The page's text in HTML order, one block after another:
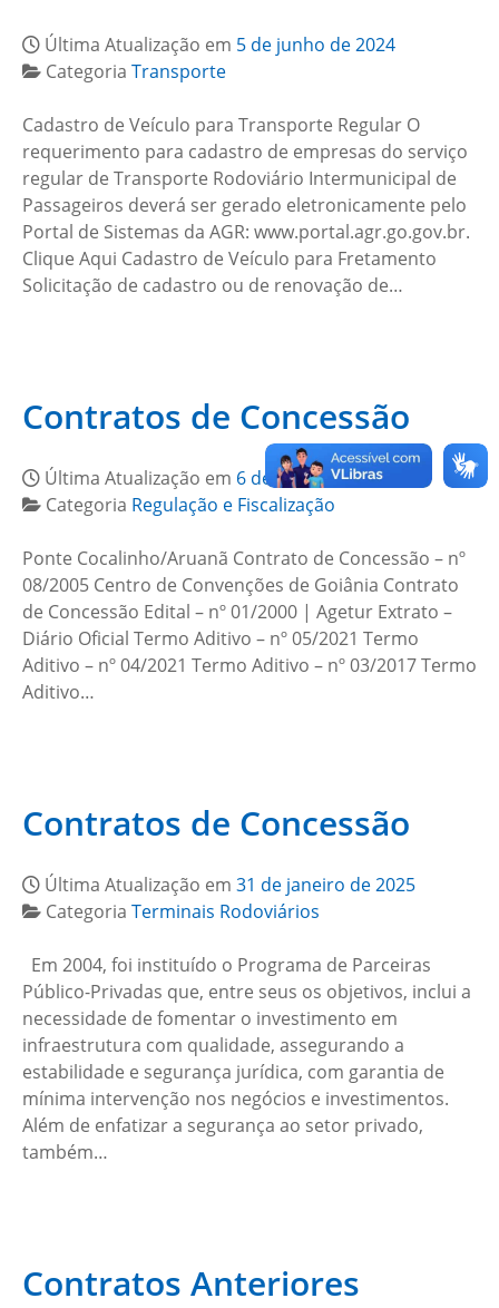
Última Atualização em 5 de junho de 2024
Categoria Transporte
Cadastro de Veículo para Transporte Regular O
requerimento para cadastro de empresas do serviço
regular de Transporte Rodoviário Intermunicipal de
Passageiros deverá ser gerado eletronicamente pelo
Portal de Sistemas da AGR: www.portal.agr.go.gov.br.
Clique Aqui Cadastro de Veículo para Fretamento
Solicitação de cadastro ou de renovação de…
Contratos de Concessão
Última Atualização em 6 de maio de 2024
Categoria Regulação e Fiscalização
Ponte Cocalinho/Aruanã Contrato de Concessão – nº
08/2005 Centro de Convenções de Goiânia Contrato
de Concessão Edital – nº 01/2000 | Agetur Extrato –
Diário Oficial Termo Aditivo – nº 05/2021 Termo
Aditivo – nº 04/2021 Termo Aditivo – nº 03/2017 Termo
Aditivo…
Contratos de Concessão
Última Atualização em 31 de janeiro de 2025
Categoria Terminais Rodoviários
Em 2004, foi instituído o Programa de Parceiras
Público-Privadas que, entre seus os objetivos, inclui a
necessidade de fomentar o investimento em
infraestrutura com qualidade, assegurando a
estabilidade e segurança jurídica, com garantia de
mínima intervenção nos negócios e investimentos.
Além de enfatizar a segurança ao setor privado,
também…
Contratos Anteriores